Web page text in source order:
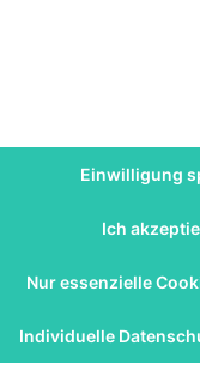
Daten an
das Anschreiben,
Kniffe, die für die
Einwilligung
Ich
Nur essenzielle
Individuelle